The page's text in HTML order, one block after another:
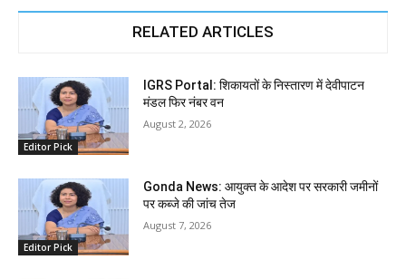
RELATED ARTICLES
Editor Pick
IGRS Portal: शिकायतों के निस्तारण में देवीपाटन
मंडल फिर नंबर वन
August 2, 2026
Editor Pick
Gonda News: आयुक्त के आदेश पर सरकारी जमीनों
पर कब्जे की जांच तेज
August 7, 2026